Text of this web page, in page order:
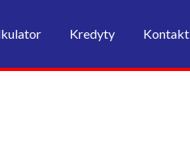
Kredyty Kontakt